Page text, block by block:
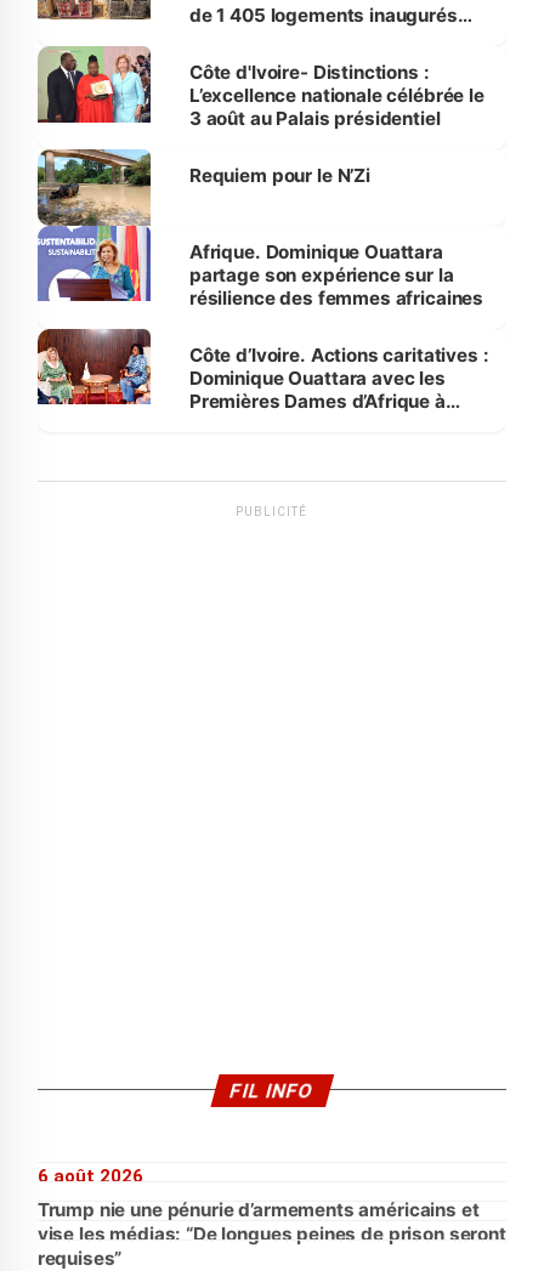
de 1 405 logements inaugurés
Bassam
Côte d'Ivoire- Distinctions :
L’excellence nationale célébrée le
3 août au Palais présidentiel
Requiem pour le N’Zi
Afrique. Dominique Ouattara
partage son expérience sur la
résilience des femmes africaines
Côte d’Ivoire. Actions caritatives :
Dominique Ouattara avec les
Premières Dames d’Afrique à
PUBLICITÉ
FIL INFO
6 août 2026
Trump nie une pénurie d’armements américains et
vise les médias: “De longues peines de prison seront
requises”